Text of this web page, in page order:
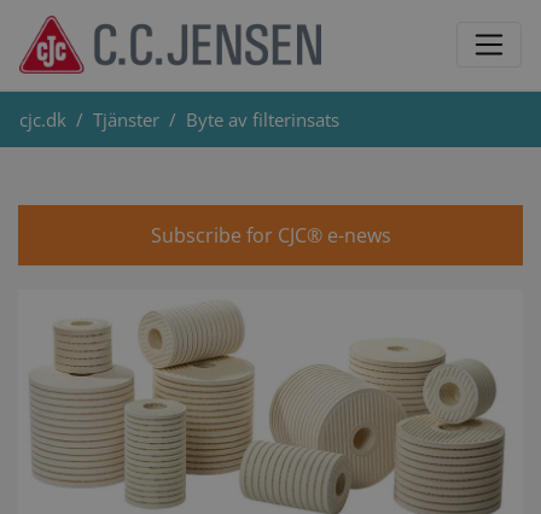
cjc.dk Tjänster Byte av filterinsats
Subscribe for CJC® e-news